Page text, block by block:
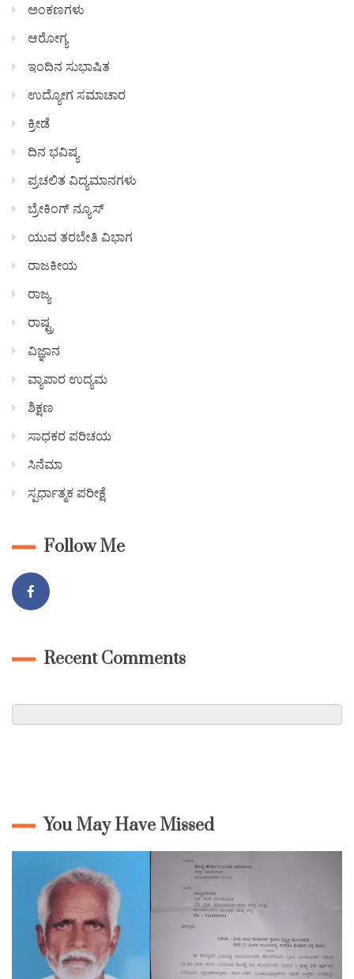
ಅಂಕಣಗಳು
ಆರೋಗ್ಯ
ಇಂದಿನ ಸುಭಾಷಿತ
ಉದ್ಯೋಗ ಸಮಾಚಾರ
ಕ್ರೀಡೆ
ದಿನ ಭವಿಷ್ಯ
ಪ್ರಚಲಿತ ವಿದ್ಯಮಾನಗಳು
ಬ್ರೇಕಿಂಗ್ ನ್ಯೂಸ್
ಯುವ ತರಬೇತಿ ವಿಭಾಗ
ರಾಜಕೀಯ
ರಾಜ್ಯ
ರಾಷ್ಟ್ರ
ವಿಜ್ಞಾನ
ವ್ಯಾಪಾರ ಉದ್ಯಮ
ಶಿಕ್ಷಣ
ಸಾಧಕರ ಪರಿಚಯ
ಸಿನೆಮಾ
ಸ್ಪರ್ಧಾತ್ಮಕ ಪರೀಕ್ಷೆ
Follow Me
Recent Comments
You May Have Missed